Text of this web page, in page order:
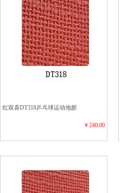
红双喜DT318乒乓球运动地胶
￥240.00